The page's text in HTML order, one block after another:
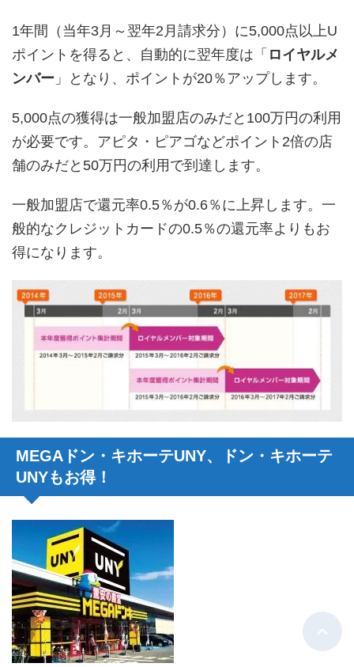
1年間（当年3月～翌年2月請求分）に5,000点以上U
ポイントを得ると、自動的に翌年度は「 ロイヤルメ
ンバー 」となり、ポイントが20％アップします。
5,000点の獲得は一般加盟店のみだと100万円の利用
が必要です。アピタ・ピアゴなどポイント2倍の店
舗のみだと50万円の利用で到達します。
一般加盟店で還元率0.5％が0.6％に上昇します。一
般的なクレジットカードの0.5％の還元率よりもお
得になります。
MEGAドン・キホーテUNY、ドン・キホーテ
UNYもお得！